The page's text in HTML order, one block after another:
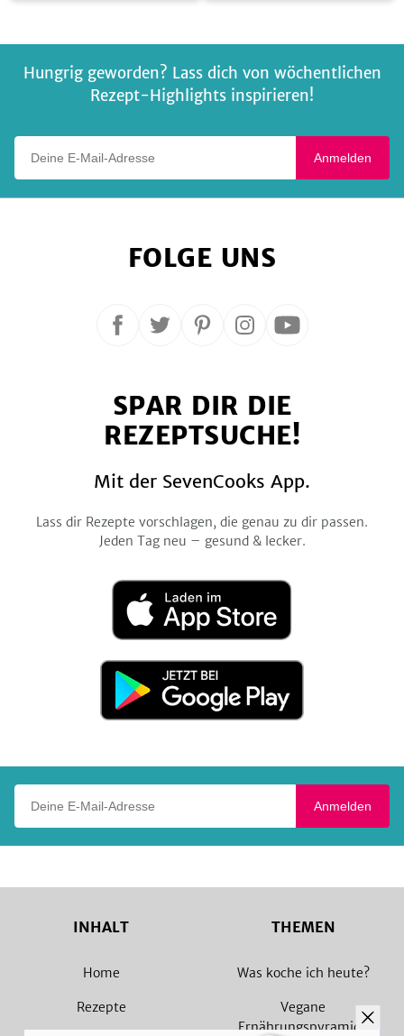
mit
Couscous
Hungrig geworden? Lass dich von wöchentlichen
Rezept-Highlights inspirieren!
Anmelden
FOLGE UNS
Folge
Facebook
Folge
Twitter
Folge
Pinterest
Folge
Instagram
Folge
YouTube
SPAR DIR DIE
REZEPTSUCHE!
Mit der SevenCooks App.
Lass dir Rezepte vorschlagen, die genau zu dir passen.
Jeden Tag neu – gesund & lecker.
Laden
im
App
Jetzt
Google
Anmelden
INHALT
Home
Rezepte
THEMEN
Was koche ich heute?
Vegane
Ernährungspyramide